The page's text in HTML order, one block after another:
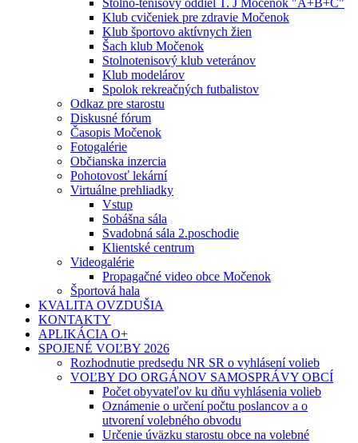
Stolno-tenisový oddiel T. J Močenok "A+B+C"
Klub cvičeniek pre zdravie Močenok
Klub športovo aktívnych žien
Šach klub Močenok
Stolnotenisový klub veteránov
Klub modelárov
Spolok rekreačných futbalistov
Odkaz pre starostu
Diskusné fórum
Časopis Močenok
Fotogalérie
Občianska inzercia
Pohotovosť lekární
Virtuálne prehliadky
Vstup
Sobášna sála
Svadobná sála 2.poschodie
Klientské centrum
Videogalérie
Propagačné video obce Močenok
Športová hala
KVALITA OVZDUŠIA
KONTAKTY
APLIKÁCIA O+
SPOJENÉ VOĽBY 2026
Rozhodnutie predsedu NR SR o vyhlásení volieb
VOĽBY DO ORGÁNOV SAMOSPRÁVY OBCÍ
Počet obyvateľov ku dňu vyhlásenia volieb
Oznámenie o určení počtu poslancov a o
utvorení volebného obvodu
Určenie úväzku starostu obce na volebné